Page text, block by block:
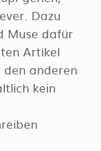
Dazu
Muse dafür
Artikel
anderen
kein